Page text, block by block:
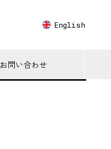
English
お問い合わせ